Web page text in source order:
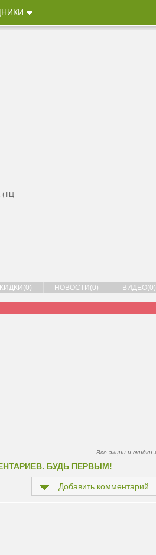
(ТЦ
НОВОСТИ(0) ВИДЕО(0)
Все акции и скидки
БУДЬ ПЕРВЫМ!
Добавить комментарий